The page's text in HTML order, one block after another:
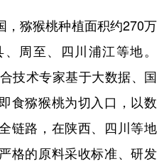
健康 军事
金融 汽车
信息化 数字经济
银龄 溯源中国
，猕猴桃种植面积约270万
周至、四川浦江等地。
技术专家基于大数据、国
食猕猴桃为切入口，以数
链路，在陕西、四川等地
格的原料采收标准、研发